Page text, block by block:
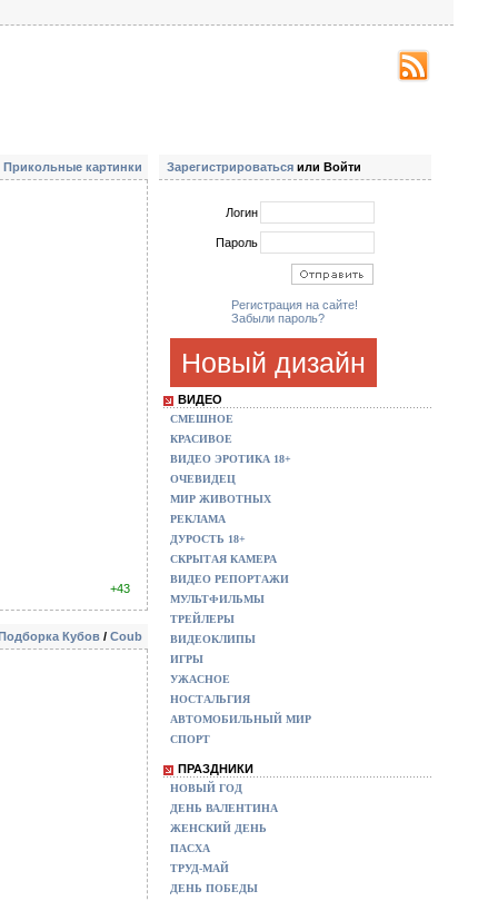
Прикольные картинки
+43
Кубов / Coub
Зарегистрироваться или Войти
Логин
Пароль
Регистрация на сайте!
Забыли пароль?
Новый дизайн
ВИДЕО
СМЕШНОЕ
КРАСИВОЕ
ВИДЕО ЭРОТИКА 18+
ОЧЕВИДЕЦ
МИР ЖИВОТНЫХ
РЕКЛАМА
ДУРОСТЬ 18+
СКРЫТАЯ КАМЕРА
ВИДЕО РЕПОРТАЖИ
МУЛЬТФИЛЬМЫ
ТРЕЙЛЕРЫ
ВИДЕОКЛИПЫ
ИГРЫ
УЖАСНОЕ
НОСТАЛЬГИЯ
АВТОМОБИЛЬНЫЙ МИР
СПОРТ
ПРАЗДНИКИ
НОВЫЙ ГОД
ДЕНЬ ВАЛЕНТИНА
ЖЕНСКИЙ ДЕНЬ
ПАСХА
ТРУД-МАЙ
ДЕНЬ ПОБЕДЫ